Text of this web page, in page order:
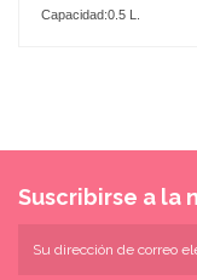
Capacidad:0.5 L.
Suscribirse a la